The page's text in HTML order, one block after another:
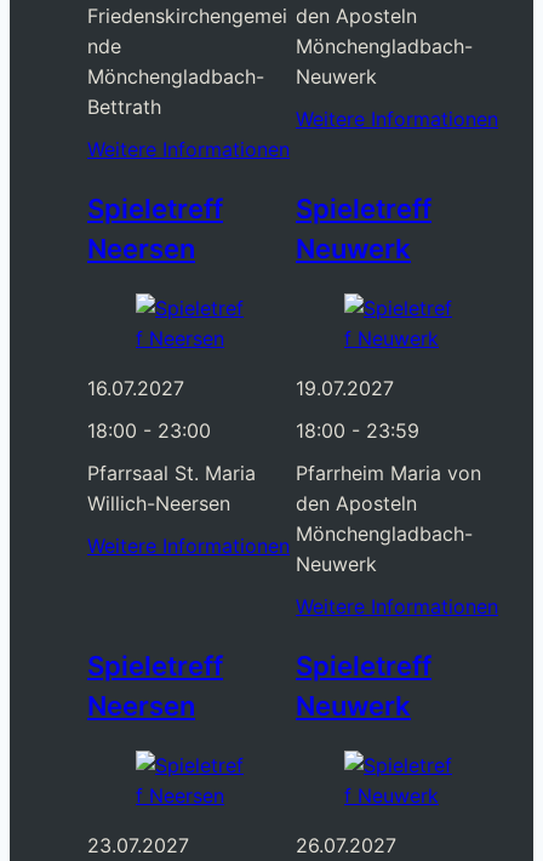
Friedenskirchengemei
nde
Mönchengladbach-
Bettrath
Weitere Informationen
den Aposteln
Mönchengladbach-
Neuwerk
Weitere Informationen
Spieletreff
Neersen
16.07.2027
18:00 - 23:00
Pfarrsaal St. Maria
Willich-Neersen
Weitere Informationen
Spieletreff
Neuwerk
19.07.2027
18:00 - 23:59
Pfarrheim Maria von
den Aposteln
Mönchengladbach-
Neuwerk
Weitere Informationen
Spieletreff
Neersen
23.07.2027
Spieletreff
Neuwerk
26.07.2027